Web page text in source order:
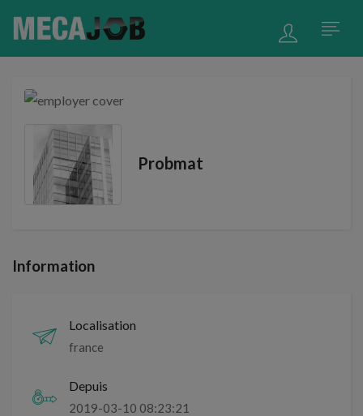
Probmat
Information
Localisation
france
Depuis
2019-03-10 08:23:21